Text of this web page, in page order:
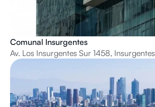
Comunal Insurgentes
Av. Los Insurgentes Sur 1458, Insurgentes